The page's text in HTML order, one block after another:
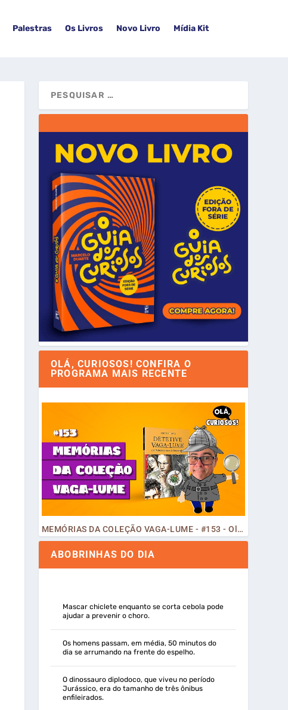
Palestras Os Livros Novo Livro Mídia Kit
OLÁ, CURIOSOS! CONFIRA O
PROGRAMA MAIS RECENTE
MEMÓRIAS DA COLEÇÃO VAGA-LUME - #153 - Olá, Curiosos! 2023
ABOBRINHAS DO DIA
Mascar chiclete enquanto se corta cebola pode
ajudar a prevenir o choro.
Os homens passam, em média, 50 minutos do
dia se arrumando na frente do espelho.
O dinossauro diplodoco, que viveu no período
Jurássico, era do tamanho de três ônibus
enfileirados.